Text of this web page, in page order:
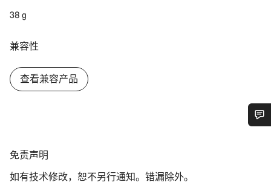
38 g
兼容性
查看兼容产品
免
声
免责声明
如有技术修改，恕不另行通知。错漏除外。
我们的客户支持专家正在等待为您答疑解惑。